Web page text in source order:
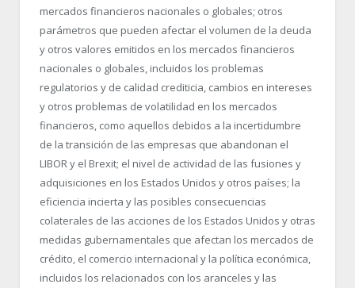
mercados financieros nacionales o globales; otros
parámetros que pueden afectar el volumen de la deuda
y otros valores emitidos en los mercados financieros
nacionales o globales, incluidos los problemas
regulatorios y de calidad crediticia, cambios en intereses
y otros problemas de volatilidad en los mercados
financieros, como aquellos debidos a la incertidumbre
de la transición de las empresas que abandonan el
LIBOR y el Brexit; el nivel de actividad de las fusiones y
adquisiciones en los Estados Unidos y otros países; la
eficiencia incierta y las posibles consecuencias
colaterales de las acciones de los Estados Unidos y otras
medidas gubernamentales que afectan los mercados de
crédito, el comercio internacional y la política económica,
incluidos los relacionados con los aranceles y las